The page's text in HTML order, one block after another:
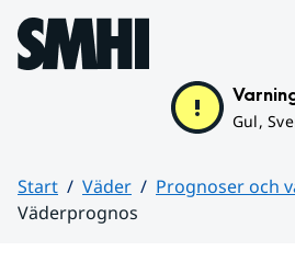
Hoppa till sidans innehåll
Gul,
Start Väder
Prognoser och
Väderprognos